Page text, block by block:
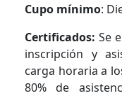
Cupo mínimo:
Certificados: Se
inscripción y
carga horaria a
80% de